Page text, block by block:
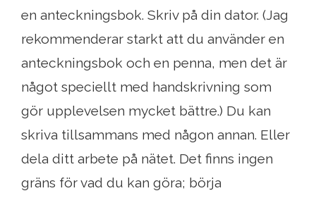
en anteckningsbok. Skriv på din dator. (Jag
rekommenderar starkt att du använder en
anteckningsbok och en penna, men det är
något speciellt med handskrivning som
gör upplevelsen mycket bättre.) Du kan
skriva tillsammans med någon annan. Eller
dela ditt arbete på nätet. Det finns ingen
gräns för vad du kan göra; börja